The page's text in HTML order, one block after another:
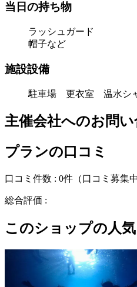
当日の持ち物
ラッシュガード
帽子など
施設設備
駐車場 更衣室 温水シ
主催会社へのお問
プランの口コミ
口コミ件数 : 0件 （口コミ募集中
総合評価 :
このショップの人